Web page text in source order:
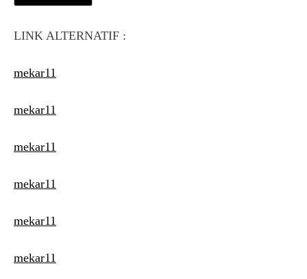
LINK ALTERNATIF :
mekar11
mekar11
mekar11
mekar11
mekar11
mekar11